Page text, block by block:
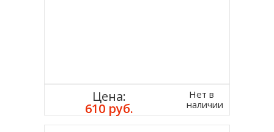
Цена:
610 руб.
Нет в
наличии